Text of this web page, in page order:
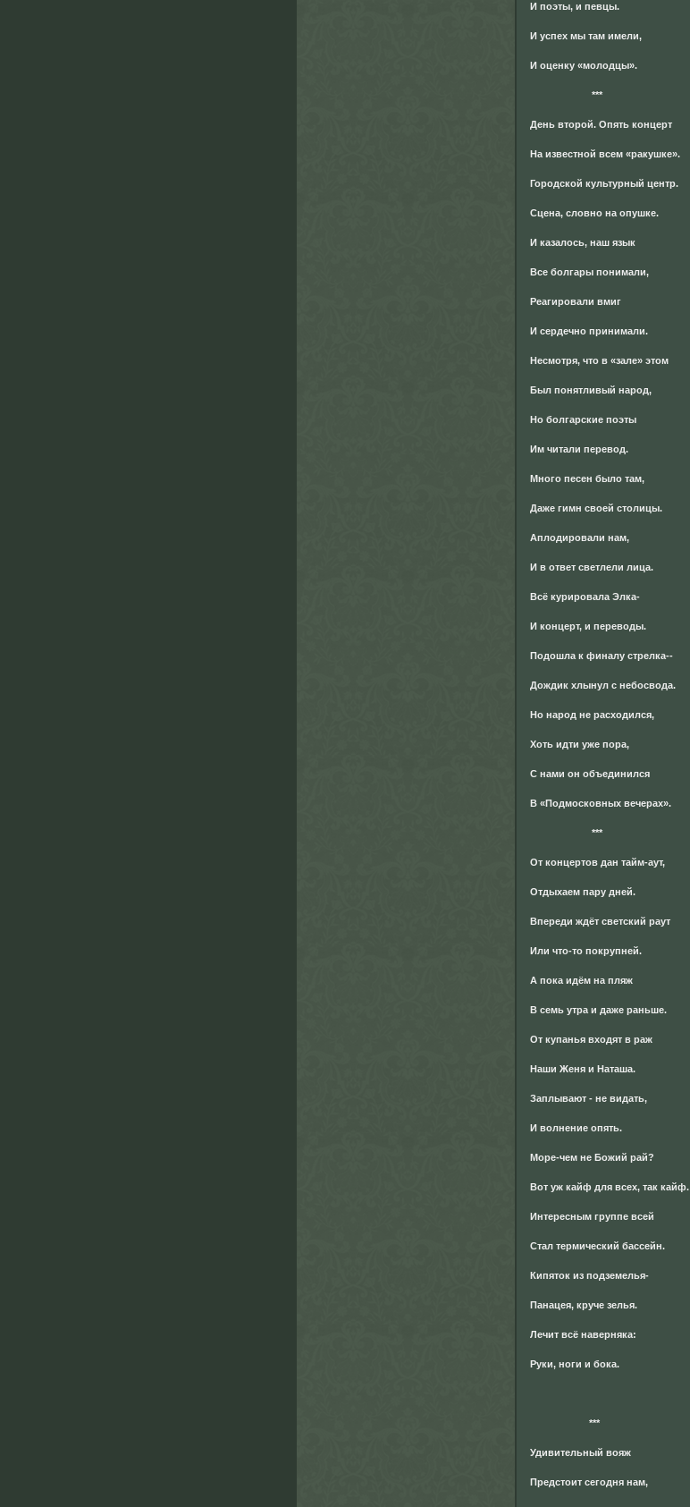
И поэты, и певцы.
И успех мы там имели,
И оценку «молодцы».
***
День второй. Опять концерт
На известной всем «ракушке».
Городской культурный центр.
Сцена, словно на опушке.
И казалось, наш язык
Все болгары понимали,
Реагировали вмиг
И сердечно принимали.
Несмотря, что в «зале» этом
Был понятливый народ,
Но болгарские поэты
Им читали перевод.
Много песен было там,
Даже гимн своей столицы.
Аплодировали нам,
И в ответ светлели лица.
Всё курировала Элка-
И концерт, и переводы.
Подошла к финалу стрелка--
Дождик хлынул с небосвода.
Но народ не расходился,
Хоть идти уже пора,
С нами он объединился
В «Подмосковных вечерах».
***
От концертов дан тайм-аут,
Отдыхаем пару дней.
Впереди ждёт светский раут
Или что-то покрупней.
А пока идём на пляж
В семь утра и даже раньше.
От купанья входят в раж
Наши Женя и Наташа.
Заплывают - не видать,
И волнение опять.
Море-чем не Божий рай?
Вот уж кайф для всех, так кайф.
Интересным группе всей
Стал термический бассейн.
Кипяток из подземелья-
Панацея, круче зелья.
Лечит всё наверняка:
Руки, ноги и бока.
***
Удивительный вояж
Предстоит сегодня нам,